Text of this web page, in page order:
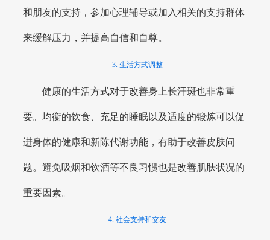
和朋友的支持，参加心理辅导或加入相关的支持群体
来缓解压力，并提高自信和自尊。
3. 生活方式调整
健康的生活方式对于改善身上长汗斑也非常重
要。均衡的饮食、充足的睡眠以及适度的锻炼可以促
进身体的健康和新陈代谢功能，有助于改善皮肤问
题。避免吸烟和饮酒等不良习惯也是改善肌肤状况的
重要因素。
4. 社会支持和交友